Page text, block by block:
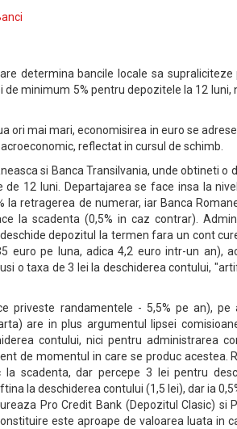
determina bancile locale sa
minimum 5% pentru depozitele la 12 luni,
ori mai mari, economisirea in euro se
reflectat in cursul de schimb.
si Banca Transilvania, unde obtineti o
12 luni. Departajarea se face insa la
la retragerea de numerar, iar Banca
la scadenta (0,5% in caz contrar).
depozitul la termen fara un cont
euro pe luna, adica 4,2 euro intr-un an),
o taxa de 3 lei la deschiderea contului,
priveste randamentele - 5,5% pe an),
are in plus argumentul lipsei
contului, nici pentru administrarea
de momentul in care se produc acestea.
scadenta, dar percepe 3 lei pentru
la deschiderea contului (1,5 lei), dar ia
Pro Credit Bank (Depozitul Clasic) si
este aproape de valoarea luata in